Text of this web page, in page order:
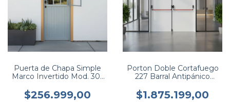
Puerta de Chapa Simple
Marco Invertido Mod. 301
$256.999,00
Porton Doble Cortafuego
227 Barral Antipánico
$1.875.199,00